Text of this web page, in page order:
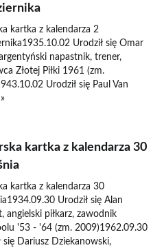
kartka z kalendarza 2
Urodził się Omar
napastnik, trener,
Złotej Piłki 1961 (zm.
Urodził się Paul Van
kartka z kalendarza 30
kartka z kalendarza 30
Urodził się Alan
angielski piłkarz, zawodnik
'53 - '64 (zm. 2009)1962.09.30
się Dariusz Dziekanowski,